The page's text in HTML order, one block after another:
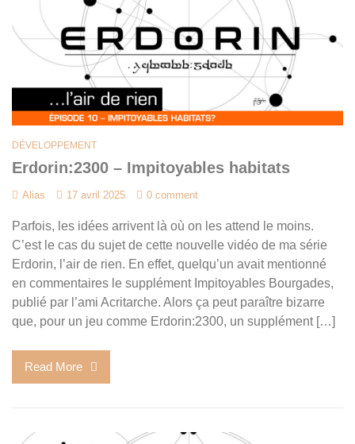
DÉVELOPPEMENT
Erdorin:2300 – Impitoyables habitats
Alias 17 avril 2025 0 comment
Parfois, les idées arrivent là où on les attend le moins.
C’est le cas du sujet de cette nouvelle vidéo de ma série
Erdorin, l’air de rien. En effet, quelqu’un avait mentionné
en commentaires le supplément Impitoyables Bourgades,
publié par l’ami Acritarche. Alors ça peut paraître bizarre
que, pour un jeu comme Erdorin:2300, un supplément […]
Read More